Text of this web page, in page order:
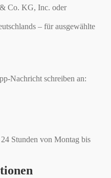
Co. KG, Inc. oder
– für ausgewählte
Nachricht schreiben an:
Stunden von Montag bis